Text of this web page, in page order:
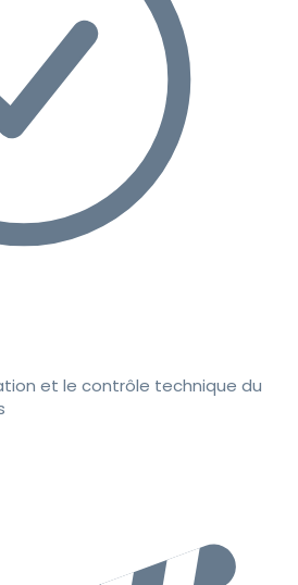
et le contrôle technique du